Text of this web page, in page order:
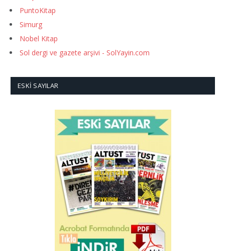
PuntoKitap
Simurg
Nobel Kitap
Sol dergi ve gazete arşivi - SolYayin.com
ESKI SAYILAR